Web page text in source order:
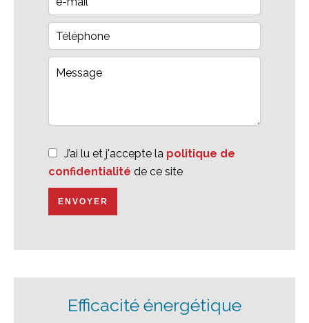
J’ai lu et j'accepte la politique de
confidentialité de ce site
ENVOYER
Efficacité énergétique